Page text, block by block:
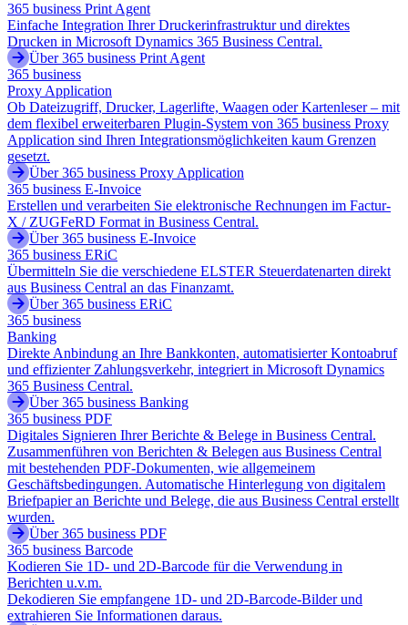
365 business Print Agent
Einfache Integration Ihrer Druckerinfrastruktur und direktes
Drucken in Microsoft Dynamics 365 Business Central.
Über 365 business Print Agent
365 business
Proxy Application
Ob Dateizugriff, Drucker, Lagerlifte, Waagen oder Kartenleser – mit
dem flexibel erweiterbaren Plugin-System von 365 business Proxy
Application sind Ihren Integrationsmöglichkeiten kaum Grenzen
gesetzt.
Über 365 business Proxy Application
365 business E-Invoice
Erstellen und verarbeiten Sie elektronische Rechnungen im Factur-
X / ZUGFeRD Format in Business Central.
Über 365 business E-Invoice
365 business ERiC
Übermitteln Sie die verschiedene ELSTER Steuerdatenarten direkt
aus Business Central an das Finanzamt.
Über 365 business ERiC
365 business
Banking
Direkte Anbindung an Ihre Bankkonten, automatisierter Kontoabruf
und effizienter Zahlungsverkehr, integriert in Microsoft Dynamics
365 Business Central.
Über 365 business Banking
365 business PDF
Digitales Signieren Ihrer Berichte & Belege in Business Central.
Zusammenführen von Berichten & Belegen aus Business Central
mit bestehenden PDF-Dokumenten, wie allgemeinem
Geschäftsbedingungen. Automatische Hinterlegung von digitalem
Briefpapier an Berichte und Belege, die aus Business Central erstellt
wurden.
Über 365 business PDF
365 business Barcode
Kodieren Sie 1D- und 2D-Barcode für die Verwendung in
Berichten u.v.m.
Dekodieren Sie empfangene 1D- und 2D-Barcode-Bilder und
extrahieren Sie Informationen daraus.